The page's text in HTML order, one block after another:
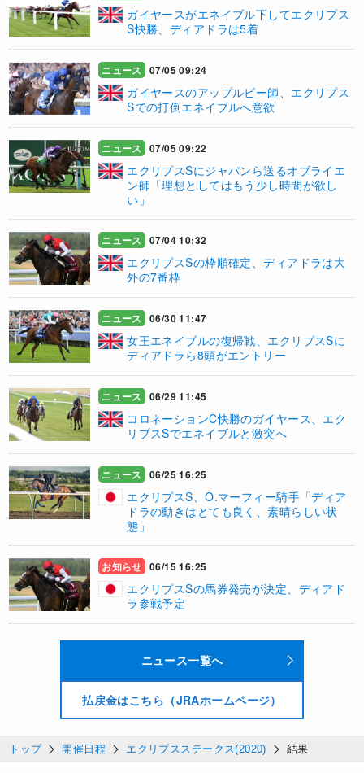
ガイヤースがエネイブル下してエクリプス
S快勝、ディアドラは5着
ニュース 07/05 09:24
ガイヤースのアップルビー師、エクリプス
Sでの打倒エネイブルへ意欲
ニュース 07/05 09:22
エクリプスSにジャパンら送るオブライエ
ン師「理想としてはもう少し時間が欲し
い」
ニュース 07/04 10:32
​エクリプスSの枠順確定、ディアドラは大
外の7番枠
ニュース 06/30 11:47
女王エネイブルの復帰戦、エクリプスSに
ディアドラら8頭がエントリー
ニュース 06/29 11:45
​コロネーションC快勝のガイヤース、エク
リプスSでエネイブルと激突へ
ニュース 06/25 16:25
エクリプスS、O.マーフィー騎手「ディア
ドラの動きはとても良く、素晴らしい状
態」
お知らせ 06/15 16:25
エクリプスSの馬券発売が決定、ディアド
ラ参戦予定
ニュース一覧へ
払戻金はこちら（JRAホームページ）
トップ 開催日程 エクリプスステークス(2020) 結果